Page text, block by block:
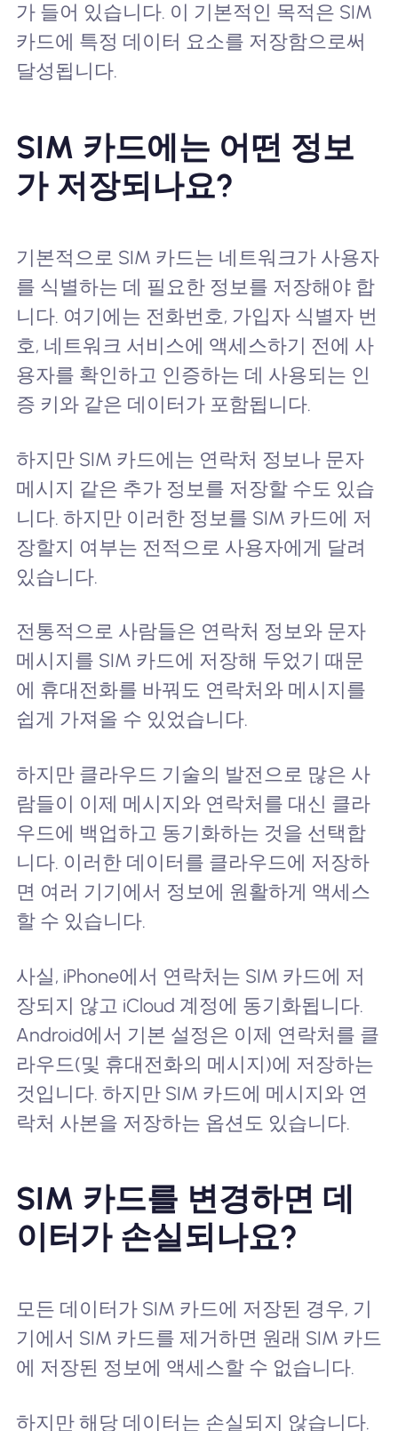
가 들어 있습니다. 이 기본적인 목적은 SIM
카드에 특정 데이터 요소를 저장함으로써
달성됩니다.
SIM 카드에는 어떤 정보
가 저장되나요?
기본적으로 SIM 카드는 네트워크가 사용자
를 식별하는 데 필요한 정보를 저장해야 합
니다. 여기에는 전화번호, 가입자 식별자 번
호, 네트워크 서비스에 액세스하기 전에 사
용자를 확인하고 인증하는 데 사용되는 인
증 키와 같은 데이터가 포함됩니다.
하지만 SIM 카드에는 연락처 정보나 문자
메시지 같은 추가 정보를 저장할 수도 있습
니다. 하지만 이러한 정보를 SIM 카드에 저
장할지 여부는 전적으로 사용자에게 달려
있습니다.
전통적으로 사람들은 연락처 정보와 문자
메시지를 SIM 카드에 저장해 두었기 때문
에 휴대전화를 바꿔도 연락처와 메시지를
쉽게 가져올 수 있었습니다.
하지만 클라우드 기술의 발전으로 많은 사
람들이 이제 메시지와 연락처를 대신 클라
우드에 백업하고 동기화하는 것을 선택합
니다. 이러한 데이터를 클라우드에 저장하
면 여러 기기에서 정보에 원활하게 액세스
할 수 있습니다.
사실, iPhone에서 연락처는 SIM 카드에 저
장되지 않고 iCloud 계정에 동기화됩니다.
Android에서 기본 설정은 이제 연락처를 클
라우드(및 휴대전화의 메시지)에 저장하는
것입니다. 하지만 SIM 카드에 메시지와 연
락처 사본을 저장하는 옵션도 있습니다.
SIM 카드를 변경하면 데
이터가 손실되나요?
모든 데이터가 SIM 카드에 저장된 경우, 기
기에서 SIM 카드를 제거하면 원래 SIM 카드
에 저장된 정보에 액세스할 수 없습니다.
하지만 해당 데이터는 손실되지 않습니다.